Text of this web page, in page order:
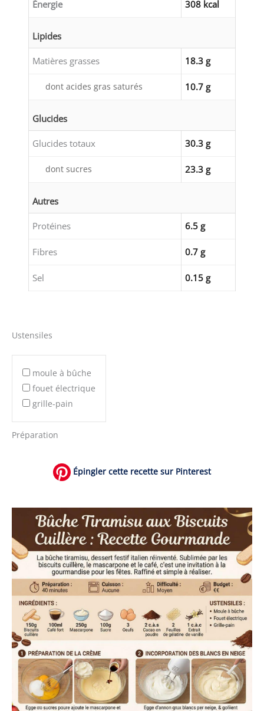
Énergie 308 kcal
Lipides
Matières grasses 18.3 g
dont acides gras saturés 10.7 g
Glucides
Glucides totaux 30.3 g
dont sucres 23.3 g
Autres
Protéines 6.5 g
Fibres 0.7 g
Sel 0.15 g
Ustensiles
moule à bûche
fouet électrique
grille-pain
Préparation
Épingler cette recette sur Pinterest